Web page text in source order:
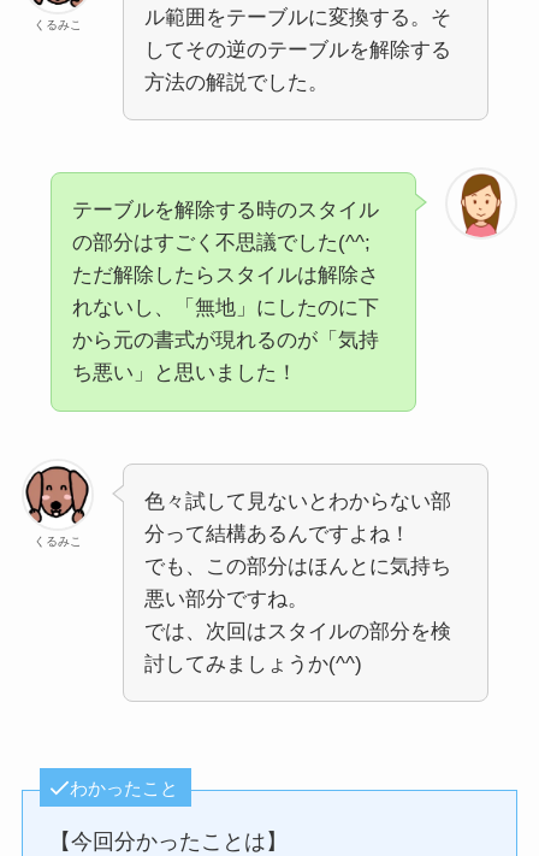
くるみこ
ル範囲をテーブルに変換する。そ
してその逆のテーブルを解除する
方法の解説でした。
テーブルを解除する時のスタイル
の部分はすごく不思議でした(^^;
ただ解除したらスタイルは解除さ
れないし、「無地」にしたのに下
から元の書式が現れるのが「気持
ち悪い」と思いました！
くるみこ
色々試して見ないとわからない部
分って結構あるんですよね！
でも、この部分はほんとに気持ち
悪い部分ですね。
では、次回はスタイルの部分を検
討してみましょうか(^^)
わかったこと
【今回分かったことは】